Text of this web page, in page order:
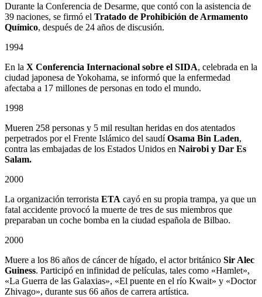
Durante la Conferencia de Desarme, que contó con la asistencia de
39 naciones, se firmó el Tratado de Prohibición de Armamento
Químico, después de 24 años de discusión.
1994
En la X Conferencia Internacional sobre el SIDA, celebrada en la
ciudad japonesa de Yokohama, se informó que la enfermedad
afectaba a 17 millones de personas en todo el mundo.
1998
Mueren 258 personas y 5 mil resultan heridas en dos atentados
perpetrados por el Frente Islámico del saudíOsama Bin Laden,
contra las embajadas de los Estados Unidos en Nairobi y Dar Es
Salam.
2000
La organización terrorista ETA cayó en su propia trampa, ya que un
fatal accidente provocó la muerte de tres de sus miembros que
preparaban un coche bomba en la ciudad española de Bilbao.
2000
Muere a los 86 años de cáncer de hígado, el actor británico Sir Alec
Guiness. Participó en infinidad de películas, tales como «Hamlet»,
«La Guerra de las Galaxias», «El puente en el río Kwait» y «Doctor
Zhivago», durante sus 66 años de carrera artística.